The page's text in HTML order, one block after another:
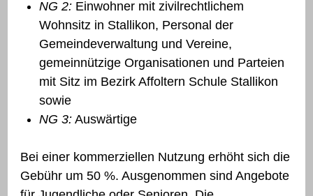
NG 2: Einwohner mit zivilrechtlichem
Wohnsitz in Stallikon, Personal der
Gemeindeverwaltung und Vereine,
gemeinnützige Organisationen und Parteien
mit Sitz im Bezirk Affoltern Schule Stallikon
sowie
NG 3: Auswärtige
Bei einer kommerziellen Nutzung erhöht sich die
Gebühr um 50 %. Ausgenommen sind Angebote